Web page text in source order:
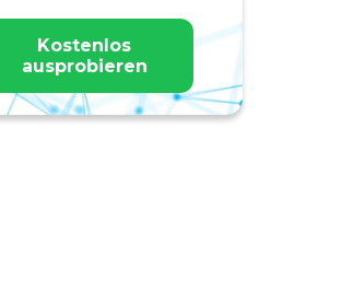
Kostenlos
ausprobieren